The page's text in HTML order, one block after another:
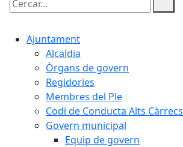
Cercar:
Ajuntament
Alcaldia
Òrgans de govern
Regidories
Membres del Ple
Codi de Conducta Alts Càrrecs
Govern municipal
Equip de govern